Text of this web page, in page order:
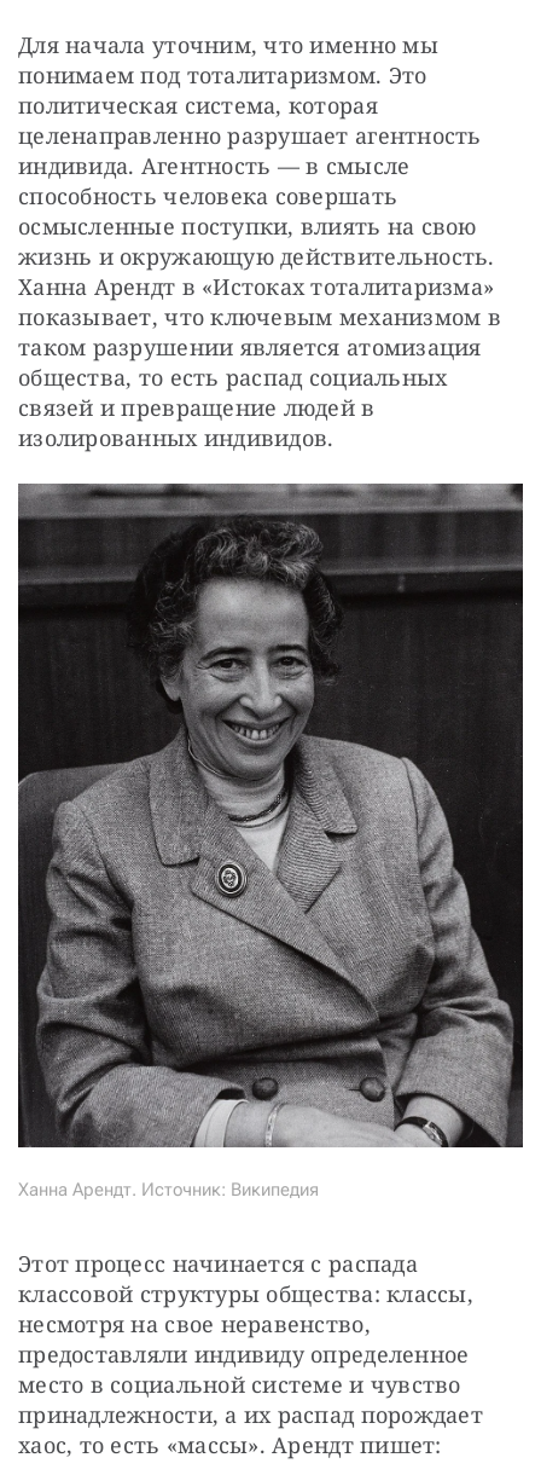
Для начала уточним, что именно мы
понимаем под тоталитаризмом. Это
политическая система, которая
целенаправленно разрушает агентность
индивида. Агентность — в смысле
способность человека совершать
осмысленные поступки, влиять на свою
жизнь и окружающую действительность.
Ханна Арендт в «Истоках тоталитаризма»
показывает, что ключевым механизмом в
таком разрушении является атомизация
общества, то есть распад социальных
связей и превращение людей в
изолированных индивидов.
Ханна Арендт. Источник: Википедия
Этот процесс начинается с распада
классовой структуры общества: классы,
несмотря на свое неравенство,
предоставляли индивиду определенное
место в социальной системе и чувство
принадлежности, а их распад порождает
хаос, то есть «массы». Арендт пишет: